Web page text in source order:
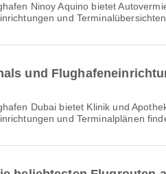
und
und
und Terminalplänen